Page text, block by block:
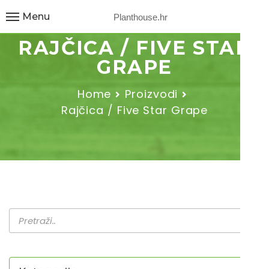
Planthouse.hr
Menu
RAJČICA / FIVE STAR
GRAPE
Home
Proizvodi
Rajčica / Five Star Grape